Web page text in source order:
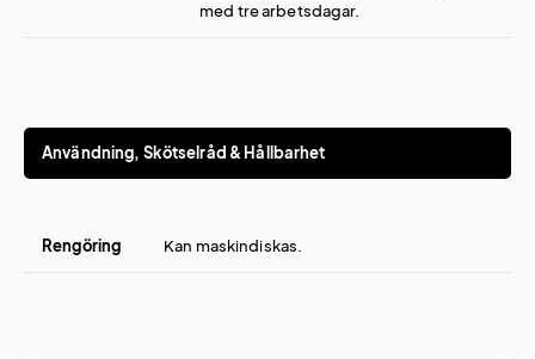
med tre arbetsdagar.
Användning, Skötselråd & Hållbarhet
Rengöring Kan maskindiskas.